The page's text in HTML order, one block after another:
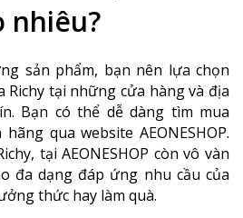
nhiêu?
sản phẩm, bạn nên lựa chọn
Richy tại những cửa hàng và địa
Bạn có thể dễ dàng tìm mua
qua website AEONESHOP.
tại AEONESHOP còn vô vàn
đa dạng đáp ứng nhu cầu của
thức hay làm quà.